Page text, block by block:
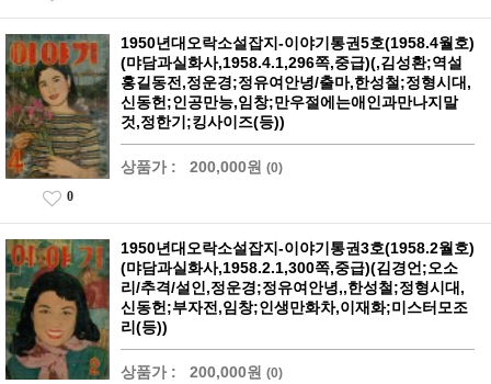
1950년대오락소설잡지-이야기통권5호(1958.4월호)
(먀담과실화사,1958.4.1,296쪽,중급)(,김성환;역설
홍길동전,정운경;정유여안녕/출마,한성철;정형시대,
신동헌;인공만능,임창;만우절에는애인과만나지말
것,정한기;킹사이즈(등))
상품가 : 200,000원 (0)
0
1950년대오락소설잡지-이야기통권3호(1958.2월호)
(먀담과실화사,1958.2.1,300쪽,중급)(김경언;오소
리/추격/설인,정운경;정유여안녕,,한성철;정형시대,
신동헌;부자전,임창;인생만화차,이재화;미스터모조
리(등))
상품가 : 200,000원 (0)